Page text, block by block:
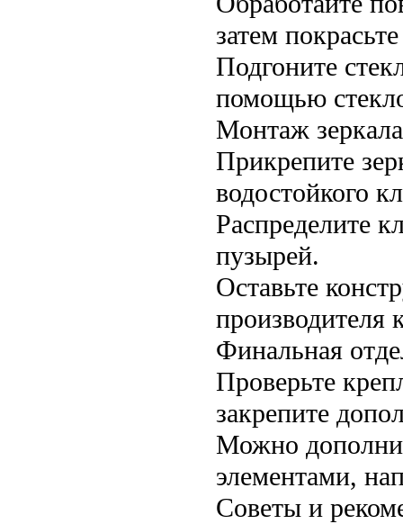
затем
Подгоните
помощью
Монтаж
Прикрепите
водостойкого
Распределите
пузырей.
Оставьте
производителя
Финальная
Проверьте
закрепите
Можно
элементами,
Советы и